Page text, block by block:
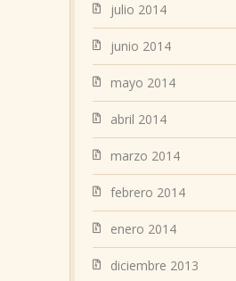
julio 2014
junio 2014
mayo 2014
abril 2014
marzo 2014
febrero 2014
enero 2014
diciembre 2013